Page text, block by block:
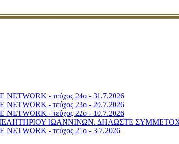
- τεύχος 24o - 31.7.2026
- τεύχος 23o - 20.7.2026
- τεύχος 22o - 10.7.2026
ΙΩΑΝΝΙΝΩΝ. ΔΗΛΩΣΤΕ
- τεύχος 21o - 3.7.2026